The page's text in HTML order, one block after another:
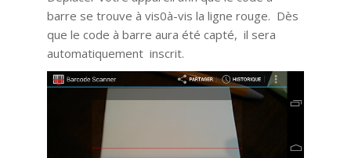
barre se trouve à vis0à-vis la ligne rouge. Dès
que le code à barre aura été capté, il sera
automatiquement inscrit.